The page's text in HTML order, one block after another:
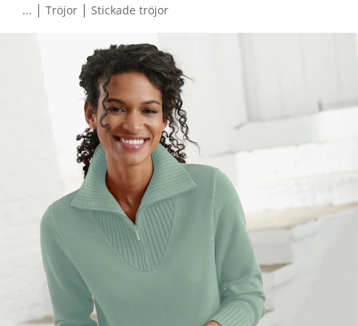
... | Tröjor | Stickade tröjor